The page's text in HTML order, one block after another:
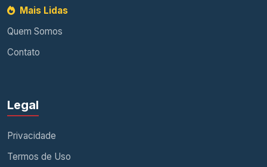
Mais Lidas
Quem Somos
Contato
Legal
Privacidade
Termos de Uso